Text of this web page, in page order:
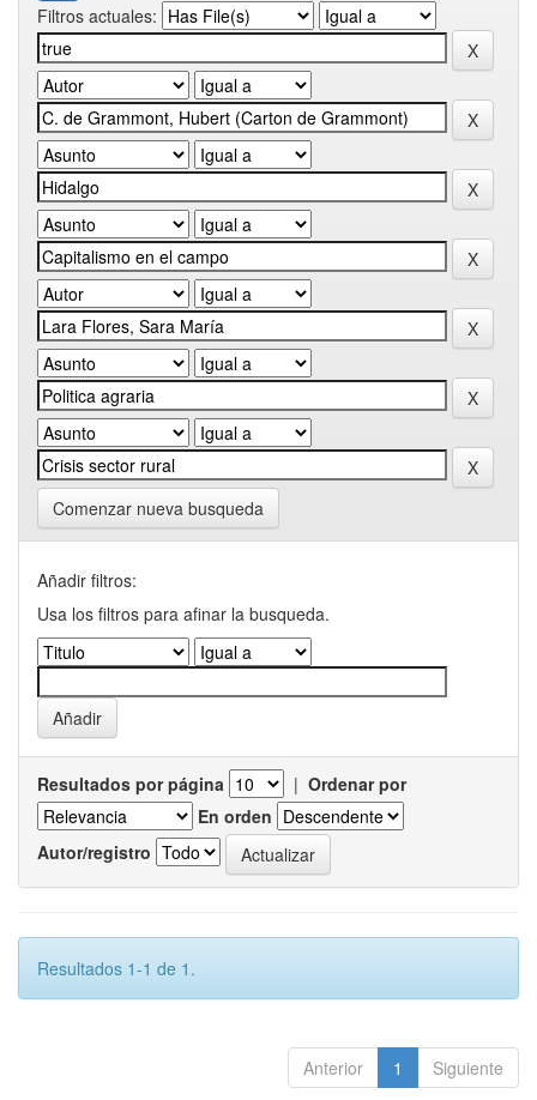
Filtros actuales:
Comenzar nueva busqueda
Añadir filtros:
Usa los filtros para afinar la busqueda.
Resultados por página | Ordenar por
En orden
Autor/registro
Resultados 1-1 de 1.
Anterior 1 Siguiente